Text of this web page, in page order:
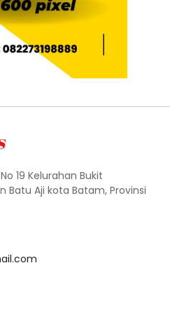
19 Kelurahan Bukit
Batu Aji kota Batam, Provinsi